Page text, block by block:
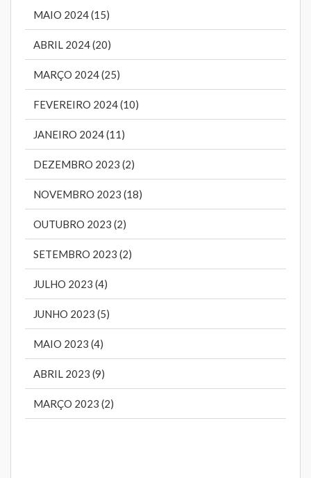
MAIO 2024 (15)
ABRIL 2024 (20)
MARÇO 2024 (25)
FEVEREIRO 2024 (10)
JANEIRO 2024 (11)
DEZEMBRO 2023 (2)
NOVEMBRO 2023 (18)
OUTUBRO 2023 (2)
SETEMBRO 2023 (2)
JULHO 2023 (4)
JUNHO 2023 (5)
MAIO 2023 (4)
ABRIL 2023 (9)
MARÇO 2023 (2)